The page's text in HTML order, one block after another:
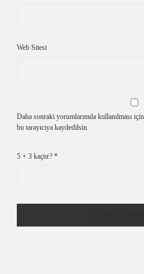
Web Sitesi
Daha sonraki yorumlarımda kullanılması
bu tarayıcıya kaydedilsin.
5 + 3 kaçtır? *